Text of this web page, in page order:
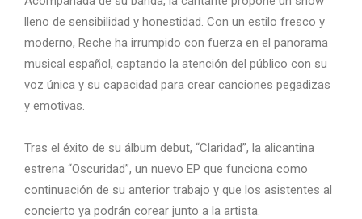
lleno de sensibilidad y honestidad. Con un estilo fresco y
moderno, Reche ha irrumpido con fuerza en el panorama
musical español, captando la atención del público con su
voz única y su capacidad para crear canciones pegadizas
y emotivas.
Tras el éxito de su álbum debut, “Claridad”, la alicantina
estrena “Oscuridad”, un nuevo EP que funciona como
continuación de su anterior trabajo y que los asistentes al
concierto ya podrán corear junto a la artista.